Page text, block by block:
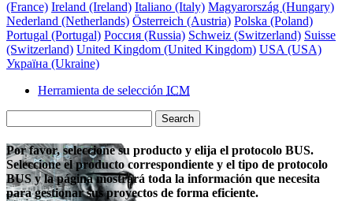
(France) Ireland (Ireland) Italiano (Italy) Magyarország (Hungary)
Nederland (Netherlands) Österreich (Austria) Polska (Poland)
Portugal (Portugal) Россия (Russia) Schweiz (Switzerland) Suisse
(Switzerland) United Kingdom (United Kingdom) USA (USA)
Україна (Ukraine)
Herramienta de selección ICM
Search
Por favor, seleccione su producto y elija el protocolo BUS.
Seleccione el producto correspondiente y el tipo de protocolo
BUS y la página mostrará toda la información que necesita
para gestionar sus proyectos de forma eficiente.